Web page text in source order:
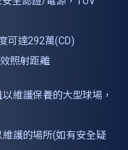
可達292萬(CD)
照射距離
維護保養的大型球場，
護的場所(如有安全疑